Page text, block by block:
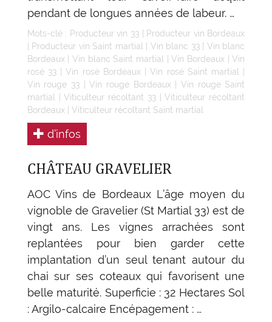
pendant de longues années de labeur. …
Mots-clé : Producteur vin 33
Producteur vin Bordeaux
Producteur vin Saint martial| Vin blanc 33| Vin blanc
Bordeaux|Vin blanc Saint martial |Vin Bordeaux|Vin
rosé 33 |Vin rosé Bordeaux|Vin rosé Saint martial
Vin rouge 33 |Vin rouge Bordeaux| Vin rouge Saint
martial|Viticulteur récoltant 33|Viticulteur récoltant
Bordeaux| Viticulteur récoltant Saint martial
d’infos
CHÂTEAU GRAVELIER
AOC Vins de Bordeaux L’âge moyen du
vignoble de Gravelier (St Martial 33) est de
vingt ans. Les vignes arrachées sont
replantées pour bien garder cette
implantation d’un seul tenant autour du
chai sur ses coteaux qui favorisent une
belle maturité. Superficie : 32 Hectares Sol
: Argilo-calcaire Encépagement : …